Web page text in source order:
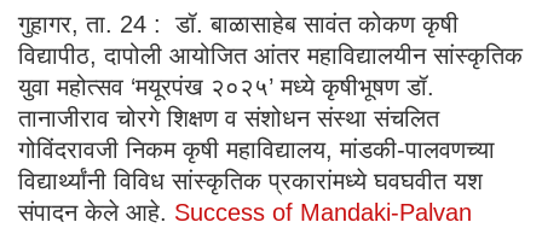
गुहागर, ता. 24 : डॉ. बाळासाहेब सावंत कोकण कृषी
विद्यापीठ, दापोली आयोजित आंतर महाविद्यालयीन सांस्कृतिक
युवा महोत्सव ‘मयूरपंख २०२५’ मध्ये कृषीभूषण डॉ.
तानाजीराव चोरगे शिक्षण व संशोधन संस्था संचलित
गोविंदरावजी निकम कृषी महाविद्यालय, मांडकी-पालवणच्या
विद्यार्थ्यांनी विविध सांस्कृतिक प्रकारांमध्ये घवघवीत यश
संपादन केले आहे. Success of Mandaki-Palvan